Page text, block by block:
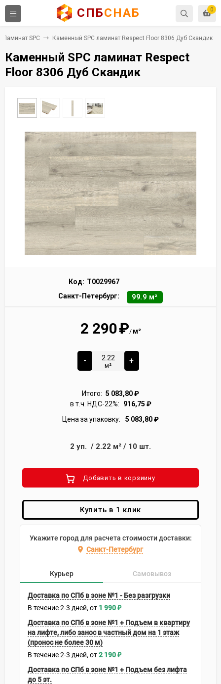
0
СПБСНАБ
Ламинат SPC Каменный SPC ламинат Respect Floor 8306 Дуб Скандик
Каменный SPC ламинат Respect
Floor 8306 Дуб Скандик
Код: Т0029967
Санкт-Петербург:
99.9 м²
2 290₽/ м²
-
м²
+
Итого: 5 083,80₽
в т.ч. НДС-22%:
916,75 ₽
Цена за упаковку:
5 083,80₽
2 уп. / 2.22 м² / 10 шт.
Добавить в корзиину
Купить в 1 клик
Укажите город для расчета стоимости доставки:
Санкт-Петербург
Курьер Самовывоз
Доставка по СПб в зоне №1 - Без разгрузки
В течение2-3 дней 1 990₽
Доставка по СПб в зоне №1 + Подъем в квартиру
на лифте, либо занос в частный дом на 1 этаж
(пронос не более 30 м)
В течение2-3 дней 2 190₽
Доставка по СПб в зоне №1 + Подъем без лифта
до 5 эт.